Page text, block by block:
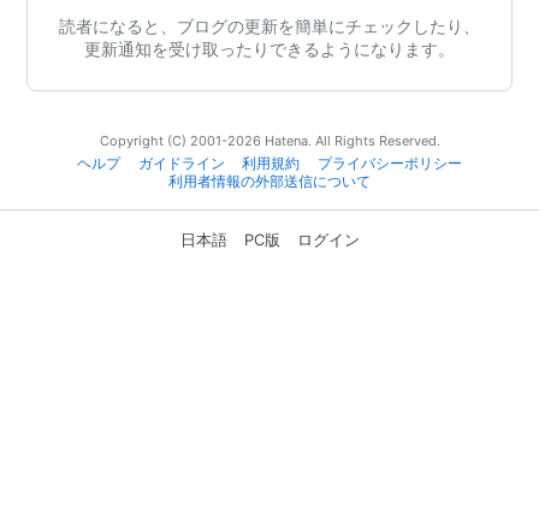
読者になると、ブログの更新を簡単にチェックしたり、
更新通知を受け取ったりできるようになります。
Copyright (C) 2001-2026 Hatena. All Rights Reserved.
ヘルプ
ガイドライン 利用規約
プライバシーポリシー
利用者情報の外部送信について
日本語 PC版 ログイン